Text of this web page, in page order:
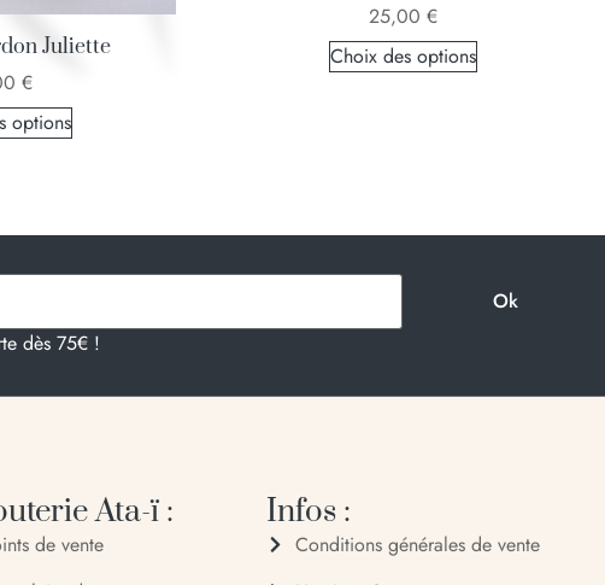
Juliette
€
options
25,00 €
Choix des options
dès 75€ !
Ata-ï :
de vente
Infos :
Conditions générales de vente